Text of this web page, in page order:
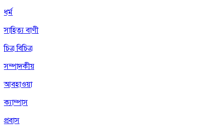
ধর্ম
সাহিত্য বাণী
চিত্র বিচিত্র
সম্পাদকীয়
আবহাওয়া
ক্যাম্পাস
প্রবাস